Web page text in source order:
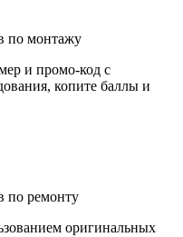
по монтажу
и промо-код с
копите баллы и
по ремонту
оригинальных